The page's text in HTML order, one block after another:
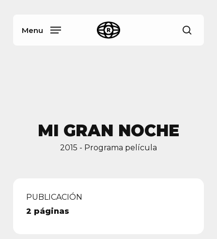
Menu
MI GRAN NOCHE
2015 - Programa película
PUBLICACIÓN
2 páginas